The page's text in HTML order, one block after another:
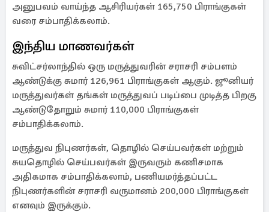
அனுபவம் வாய்ந்த ஆசிரியர்கள் 165,750 பிராங்குகள்
வரை சம்பாதிக்கலாம்.
இந்திய மாணவர்கள்
சுவிட்சர்லாந்தில் ஒரு மருத்துவரின் சராசரி சம்பளம்
ஆண்டுக்கு சுமார் 126,961 பிராங்குகள் ஆகும். ஜூனியர்
மருத்துவர்கள் தங்கள் மருத்துவப் படிப்பை முடித்த பிறகு
ஆண்டுதோறும் சுமார் 110,000 பிராங்குகள்
சம்பாதிக்கலாம்.
மருத்துவ நிபுணர்கள், தொழில் செய்பவர்கள் மற்றும்
சுயதொழில் செய்பவர்கள் இருவரும் கணிசமாக
அதிகமாக சம்பாதிக்கலாம், பணியமர்த்தப்பட்ட
நிபுணர்களின் சராசரி வருமானம் 200,000 பிராங்குகள்
எனவும் இருக்கும்.